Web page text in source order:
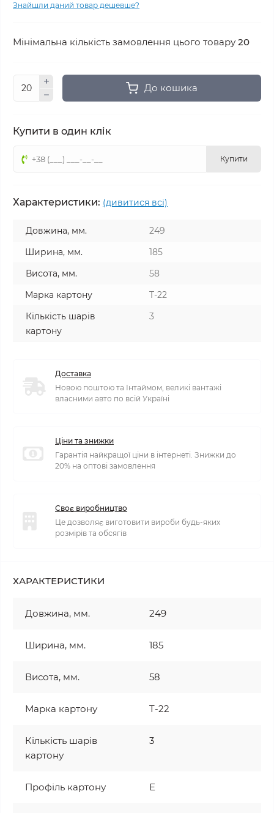
Знайшли даний товар дешевше?
Мінімальна кількість замовлення цього товару 20
До кошика
Купити в один клік
Купити
Характеристики: (дивитися всі)
Довжина, мм.
249
Ширина, мм.
185
Висота, мм.
58
Марка картону
T-22
Кількість шарів
картону
3
Доставка
Новою поштою та Інтаймом, великі вантажі
власними авто по всій Україні
Ціни та знижки
Гарантія найкращої ціни в інтернеті. Знижки до
20% на оптові замовлення
Своє виробництво
Це дозволяє виготовити вироби будь-яких
розмірів та обсягів
ХАРАКТЕРИСТИКИ
Довжина, мм. 249
Ширина, мм. 185
Висота, мм. 58
Марка картону T-22
Кількість шарів
картону
3
Профіль картону Е